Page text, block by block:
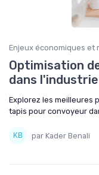
Enjeux économiques et
Optimisation
dans l'industrie
Explorez les meilleures
tapis pour convoyeur
par Kader Benali